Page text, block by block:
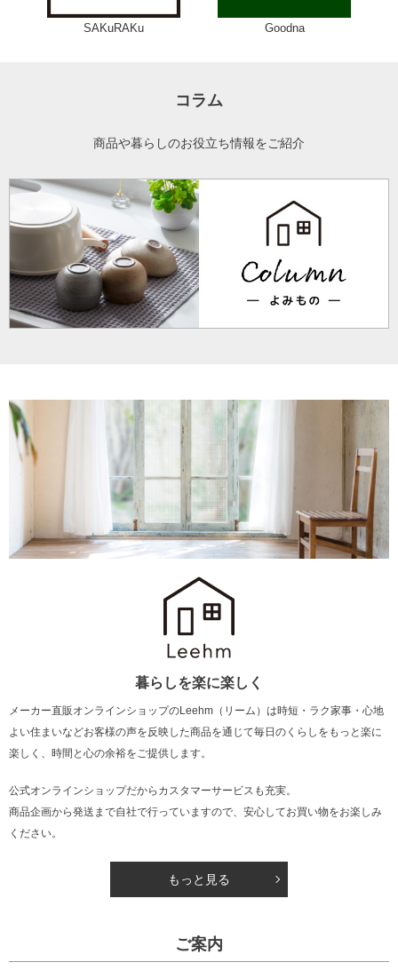
SAKuRAKu Goodna
コラム
商品や暮らしのお役立ち情報をご紹介
暮らしを楽に楽しく
メーカー直販オンラインショップのLeehm（リーム）は時短・ラク家事・心地
よい住まいなどお客様の声を反映した商品を通じて毎日のくらしをもっと楽に
楽しく、時間と心の余裕をご提供します。
公式オンラインショップだからカスタマーサービスも充実。
商品企画から発送まで自社で行っていますので、安心してお買い物をお楽しみ
ください。
もっと見る
ご案内